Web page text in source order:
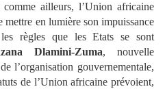
ailleurs, l’Union africaine
en lumière son impuissance
règles que les Etats se sont
Dlamini-Zuma, nouvelle
l’organisation gouvernementale,
de l’Union africaine prévoient,